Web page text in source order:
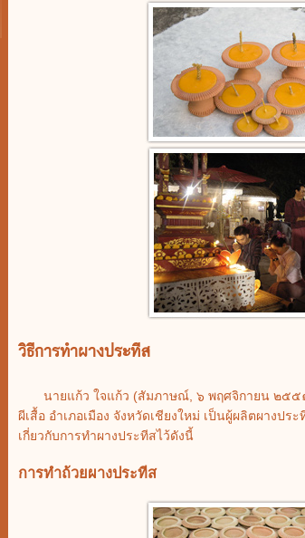
วิธีการทำผางประทีส
นายแก้ว ใจแก้ว (สัมภาษณ์, ๖ พฤศจิกายน ๒๕
ผีเสื้อ อำเภอเมือง จังหวัดเชียงใหม่ เป็นผู้ผลิตผางป
เกี่ยวกับการทำผางประทีสไว้ดังนี้
การทำถ้วยผางประทีส